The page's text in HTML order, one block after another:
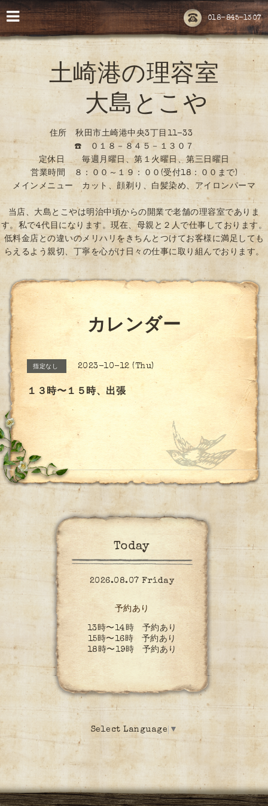
018-845-1307
土崎港の理容室
大島とこや
住所 秋田市土崎港中央3丁目11-33
☎️ ０１８－８４５－１３０７
定休日 毎週月曜日、第１火曜日、第三日曜日
営業時間 ８：００～１９：００(受付18：００まで)
メインメニュー カット、顔剃り、白髪染め、アイロンパーマ
当店、大島とこやは明治中頃からの開業で老舗の理容室でありま
す。私で4代目になります。現在、母親と２人で仕事しております。
低料金店との違いのメリハリをきちんとつけてお客様に満足しても
らえるよう親切、丁寧を心がけ日々の仕事に取り組んでおります。
カレンダー
指定なし 2023-10-12 (Thu)
１３時〜１５時、出張
Today
2026.08.07 Friday
予約あり
13時〜14時 予約あり
15時〜16時 予約あり
18時〜19時 予約あり
Select Language ▼